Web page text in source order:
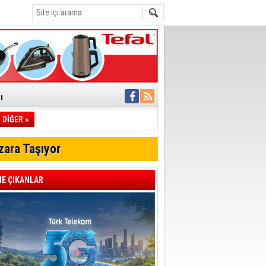
İletti
müdahale
Geçti
DİĞER »
Taşıyor
ÇIKANLAR